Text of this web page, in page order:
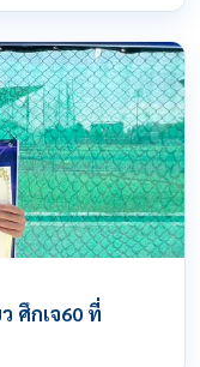
ศึกเจ60 ที่